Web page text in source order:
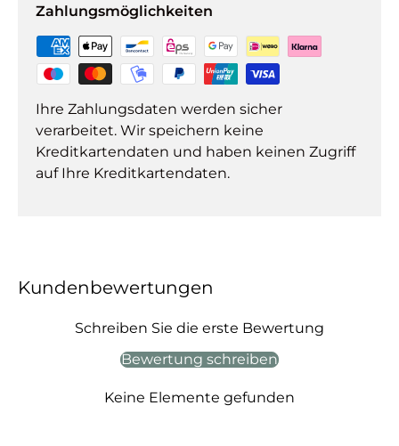
Zahlungsmöglichkeiten
Ihre Zahlungsdaten werden sicher
verarbeitet. Wir speichern keine
Kreditkartendaten und haben keinen Zugriff
auf Ihre Kreditkartendaten.
Kundenbewertungen
Schreiben Sie die erste Bewertung
Bewertung schreiben
Keine Elemente gefunden